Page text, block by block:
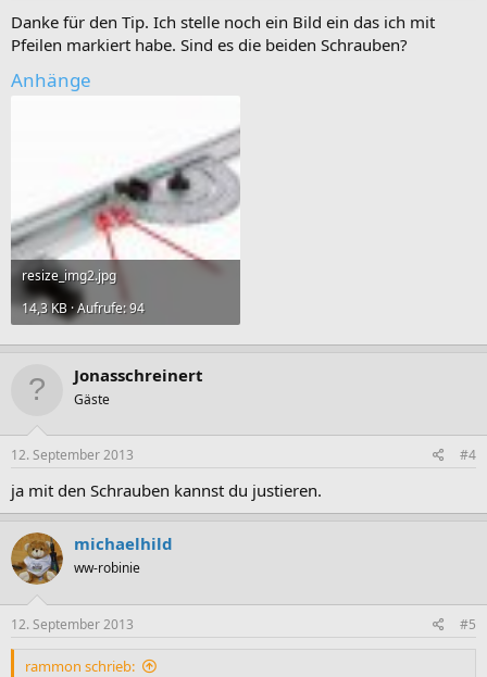
Danke für den Tip. Ich stelle noch ein Bild ein das ich mit
Pfeilen markiert habe. Sind es die beiden Schrauben?
Anhänge
resize_img2.jpg
14,3 KB · Aufrufe: 94
Jonasschreinert
Gäste
12. September 2013 #4
ja mit den Schrauben kannst du justieren.
michaelhild
ww-robinie
12. September 2013 #5
rammon schrieb: